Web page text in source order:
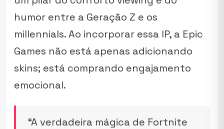
humor entre a Geração Z e os
millennials. Ao incorporar essa IP, a Epic
Games não está apenas adicionando
skins; está comprando engajamento
emocional.
“A verdadeira mágica de Fortnite